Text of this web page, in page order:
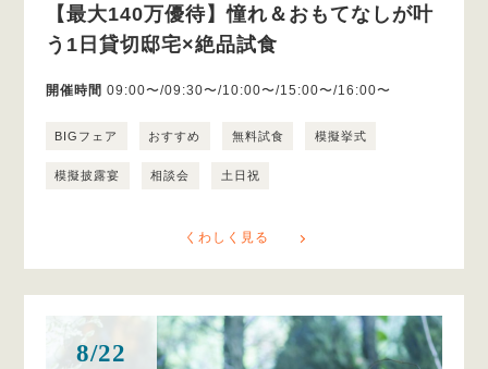
【最大140万優待】憧れ＆おもてなしが叶
う1日貸切邸宅×絶品試食
開催時間 09:00〜/09:30〜/10:00〜/15:00〜/16:00〜
BIGフェア おすすめ 無料試食 模擬挙式
模擬披露宴 相談会 土日祝
くわしく見る
8/22